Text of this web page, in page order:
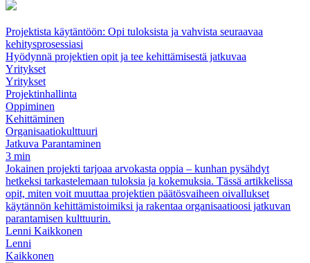
Projektista käytäntöön: Opi tuloksista ja vahvista seuraavaa
kehitysprosessiasi
Hyödynnä projektien opit ja tee kehittämisestä jatkuvaa
Yritykset
Yritykset
Projektinhallinta
Oppiminen
Kehittäminen
Organisaatiokulttuuri
Jatkuva Parantaminen
3 min
Jokainen projekti tarjoaa arvokasta oppia – kunhan pysähdyt
hetkeksi tarkastelemaan tuloksia ja kokemuksia. Tässä artikkelissa
opit, miten voit muuttaa projektien päätösvaiheen oivallukset
käytännön kehittämistoimiksi ja rakentaa organisaatioosi jatkuvan
parantamisen kulttuurin.
Lenni Kaikkonen
Lenni
Kaikkonen